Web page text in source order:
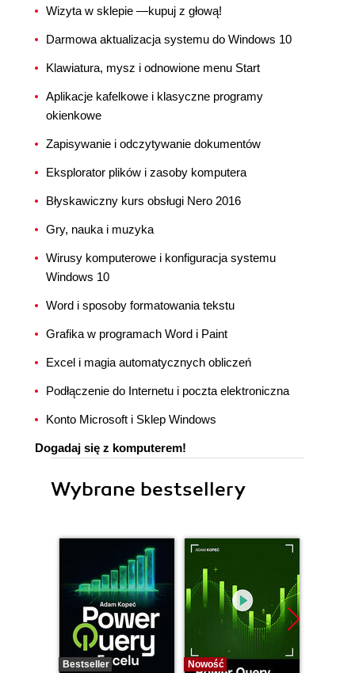
Wizyta w sklepie —kupuj z głową!
Darmowa aktualizacja systemu do Windows 10
Klawiatura, mysz i odnowione menu Start
Aplikacje kafelkowe i klasyczne programy
okienkowe
Zapisywanie i odczytywanie dokumentów
Eksplorator plików i zasoby komputera
Błyskawiczny kurs obsługi Nero 2016
Gry, nauka i muzyka
Wirusy komputerowe i konfiguracja systemu
Windows 10
Word i sposoby formatowania tekstu
Grafika w programach Word i Paint
Excel i magia automatycznych obliczeń
Podłączenie do Internetu i poczta elektroniczna
Konto Microsoft i Sklep Windows
Dogadaj się z komputerem!
Wybrane bestsellery
Bestseller
Nowość